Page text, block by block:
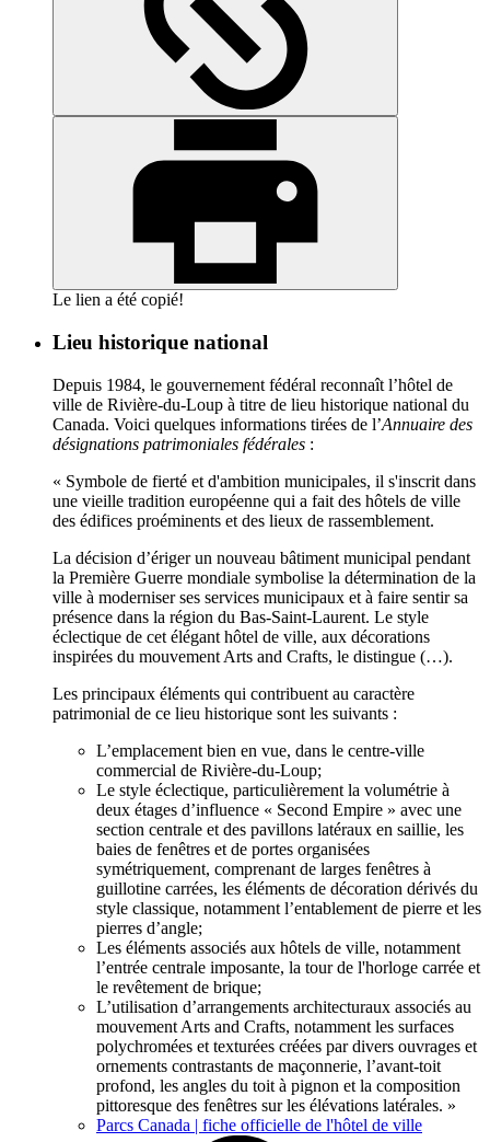
Le lien a été copié!
Lieu historique national
Depuis 1984, le gouvernement fédéral reconnaît l’hôtel de
ville de Rivière-du-Loup à titre de lieu historique national du
Canada. Voici quelques informations tirées de l’Annuaire des
désignations patrimoniales fédérales :
« Symbole de fierté et d'ambition municipales, il s'inscrit dans
une vieille tradition européenne qui a fait des hôtels de ville
des édifices proéminents et des lieux de rassemblement.
La décision d’ériger un nouveau bâtiment municipal pendant
la Première Guerre mondiale symbolise la détermination de la
ville à moderniser ses services municipaux et à faire sentir sa
présence dans la région du Bas-Saint-Laurent. Le style
éclectique de cet élégant hôtel de ville, aux décorations
inspirées du mouvement Arts and Crafts, le distingue (…).
Les principaux éléments qui contribuent au caractère
patrimonial de ce lieu historique sont les suivants :
L’emplacement bien en vue, dans le centre-ville
commercial de Rivière-du-Loup;
Le style éclectique, particulièrement la volumétrie à
deux étages d’influence « Second Empire » avec une
section centrale et des pavillons latéraux en saillie, les
baies de fenêtres et de portes organisées
symétriquement, comprenant de larges fenêtres à
guillotine carrées, les éléments de décoration dérivés du
style classique, notamment l’entablement de pierre et les
pierres d’angle;
Les éléments associés aux hôtels de ville, notamment
l’entrée centrale imposante, la tour de l'horloge carrée et
le revêtement de brique;
L’utilisation d’arrangements architecturaux associés au
mouvement Arts and Crafts, notamment les surfaces
polychromées et texturées créées par divers ouvrages et
ornements contrastants de maçonnerie, l’avant-toit
profond, les angles du toit à pignon et la composition
pittoresque des fenêtres sur les élévations latérales. »
Parcs Canada | fiche officielle de l'hôtel de ville